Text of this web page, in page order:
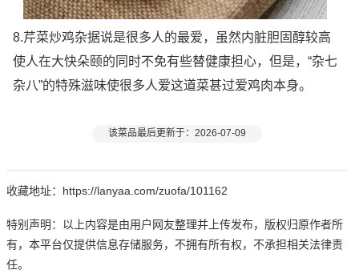
8.芹菜炒鸡杂据说是很多人的最爱，虽然内脏胆固醇较高
使人在大快朵颐的同时不免有些替健康担心，但是，“杂七
杂八”的特殊滋味使很多人爱这道菜甚过爱鸡肉本身。
该菜品最后更新于：2026-07-09
收藏地址：https://lanyaa.com/zuofa/101162
特别声明：以上内容是由用户网友整理并上传发布，版权归原作者所
有，本平台仅提供信息存储服务，不拥有所有权，不承担相关法律责
任。